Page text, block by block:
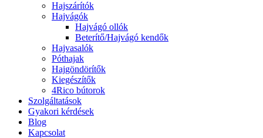
Hajszárítók
Hajvágók
Hajvágó ollók
Beterítő/Hajvágó kendők
Hajvasalók
Póthajak
Hajgöndörítők
Kiegészítők
4Rico bútorok
Szolgáltatások
Gyakori kérdések
Blog
Kapcsolat